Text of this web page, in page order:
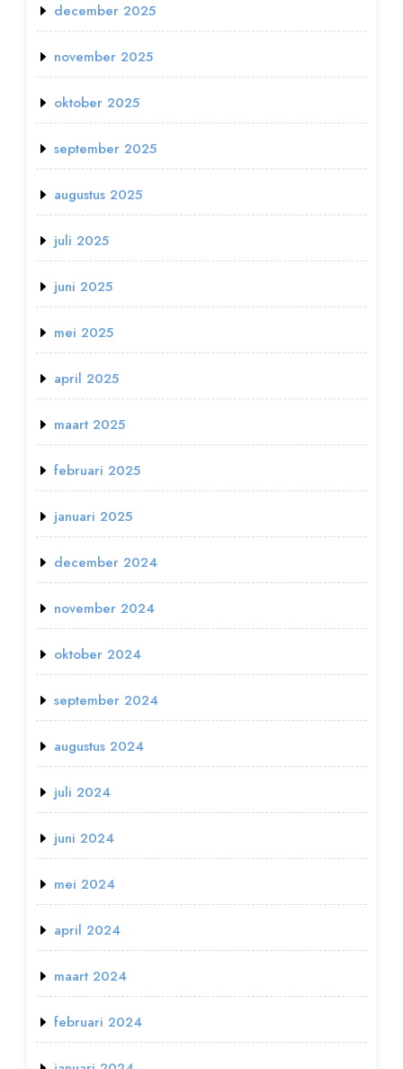
december 2025
november 2025
oktober 2025
september 2025
augustus 2025
juli 2025
juni 2025
mei 2025
april 2025
maart 2025
februari 2025
januari 2025
december 2024
november 2024
oktober 2024
september 2024
augustus 2024
juli 2024
juni 2024
mei 2024
april 2024
maart 2024
februari 2024